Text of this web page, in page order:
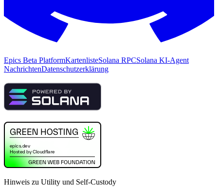
Epics Beta PlatformKartenlisteSolana RPCSolana KI-Agent
NachrichtenDatenschutzerklärung
Hinweis zu Utility und Self-Custody